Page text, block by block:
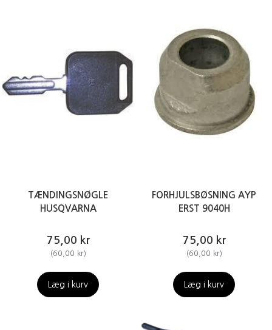
TÆNDINGSNØGLE
HUSQVARNA
75,00 kr
(60,00 kr)
Læg i kurv
FORHJULSBØSNING AYP
ERST 9040H
75,00 kr
(60,00 kr)
Læg i kurv